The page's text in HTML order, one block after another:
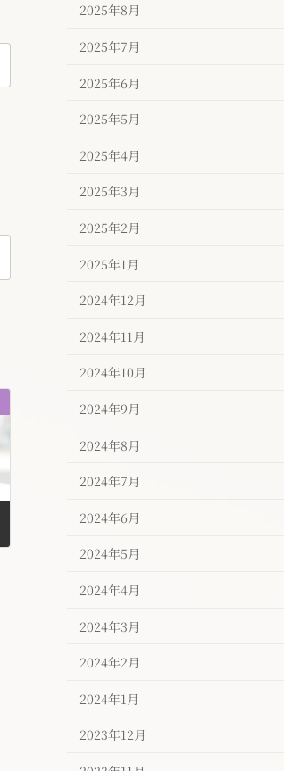
2025年8月
2025年7月
2025年6月
2025年5月
2025年4月
2025年3月
2025年2月
2025年1月
2024年12月
2024年11月
2024年10月
2024年9月
2024年8月
2024年7月
2024年6月
2024年5月
2024年4月
2024年3月
2024年2月
2024年1月
2023年12月